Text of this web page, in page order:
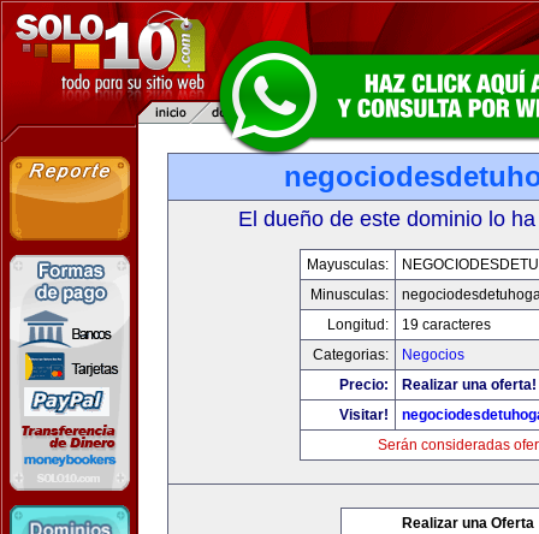
El dueño de este dominio lo
Mayusculas:
Minusculas:
Longitud:
19 caracteres
Categorias:
Negocios
Precio:
Realizar una oferta!
Visitar!
Serán consideradas
Realizar una Oferta